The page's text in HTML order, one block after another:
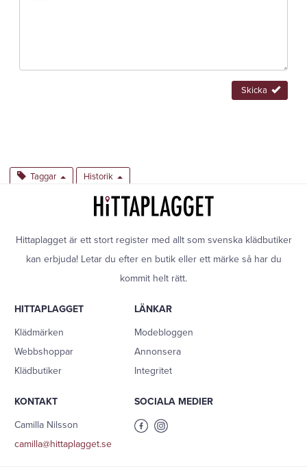
Skicka
Taggar Historik
Hittaplagget är ett stort register med allt som svenska klädbutiker
kan erbjuda! Letar du efter en butik eller ett märke så har du
kommit helt rätt.
HITTAPLAGGET
Klädmärken
Webbshoppar
Klädbutiker
LÄNKAR
Modebloggen
Annonsera
Integritet
KONTAKT
Camilla Nilsson
camilla@hittaplagget.se
SOCIALA MEDIER